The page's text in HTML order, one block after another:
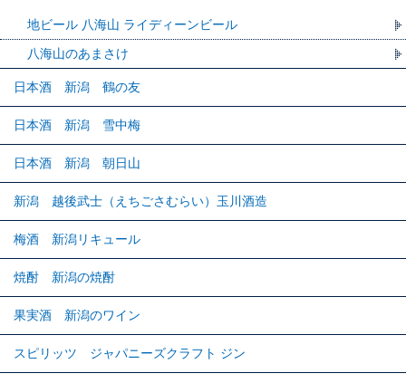
地ビール 八海山 ライディーンビール
八海山のあまさけ
日本酒 新潟 鶴の友
日本酒 新潟 雪中梅
日本酒 新潟 朝日山
新潟 越後武士（えちごさむらい）玉川酒造
梅酒 新潟リキュール
焼酎 新潟の焼酎
果実酒 新潟のワイン
スピリッツ ジャパニーズクラフト ジン